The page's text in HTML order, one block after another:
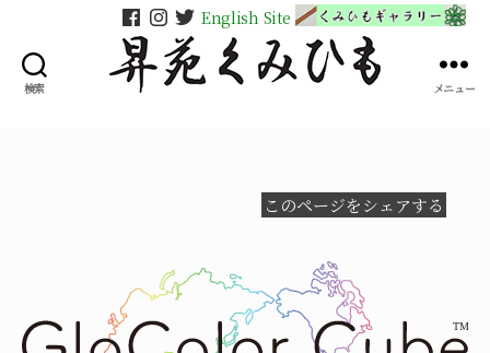
検索
ひ
も
メニュー
English Site
このページをシェアする